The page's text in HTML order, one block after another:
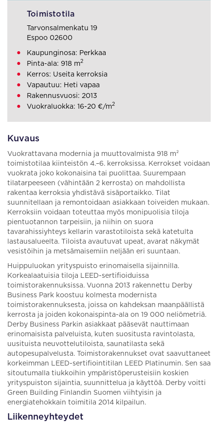
Kuvaus
Vuokrattavana modernia ja muuttovalmista 918 m²
toimistotilaa kiinteistön 4.–6. kerroksissa. Kerrokset voidaan
vuokrata joko kokonaisina tai puolittaa. Suurempaan
tilatarpeeseen (vähintään 2 kerrosta) on mahdollista
rakentaa kerroksia yhdistävä sisäportaikko. Tilat
suunnitellaan ja remontoidaan asiakkaan toiveiden mukaan.
Kerroksiin voidaan toteuttaa myös monipuolisia tiloja
pientuotannon tarpeisiin, ja niihin on suora
tavarahissiyhteys kellarin varastotiloista sekä katetulta
lastausalueelta. Tiloista avautuvat upeat, avarat näkymät
vesistöihin ja metsämaisemiin neljään eri suuntaan.
Huippuluokan yrityspuisto erinomaisella sijainnilla.
Korkealaatuisia tiloja LEED-sertifioiduissa
toimistorakennuksissa. Vuonna 2013 rakennettu Derby
Business Park koostuu kolmesta modernista
toimistorakennuksesta, joissa on kahdeksan maanpäällistä
kerrosta ja joiden kokonaispinta-ala on 19 000 neliömetriä.
Derby Business Parkin asiakkaat pääsevät nauttimaan
erinomaisista palveluista, kuten suositusta ravintolasta,
uusituista neuvottelutiloista, saunatilasta sekä
autopesupalvelusta. Toimistorakennukset ovat saavuttaneet
korkeimman LEED-sertifiointitilan LEED Platinumin. Sen saa
sitoutumalla tiukkoihin ympäristöperusteisiin koskien
yrityspuiston sijaintia, suunnittelua ja käyttöä. Derby voitti
Green Building Finlandin Suomen viihtyisin ja
energiatehokkain toimitila 2014 kilpailun.
Liikenneyhteydet
Toimistotila
Tarvonsalmenkatu 19
Espoo 02600
Kaupunginosa: Perkkaa
Pinta-ala: 918 m2
Kerros: Useita kerroksia
Vapautuu: Heti vapaa
Rakennusvuosi: 2013
Vuokraluokka: 16-20 €/m2